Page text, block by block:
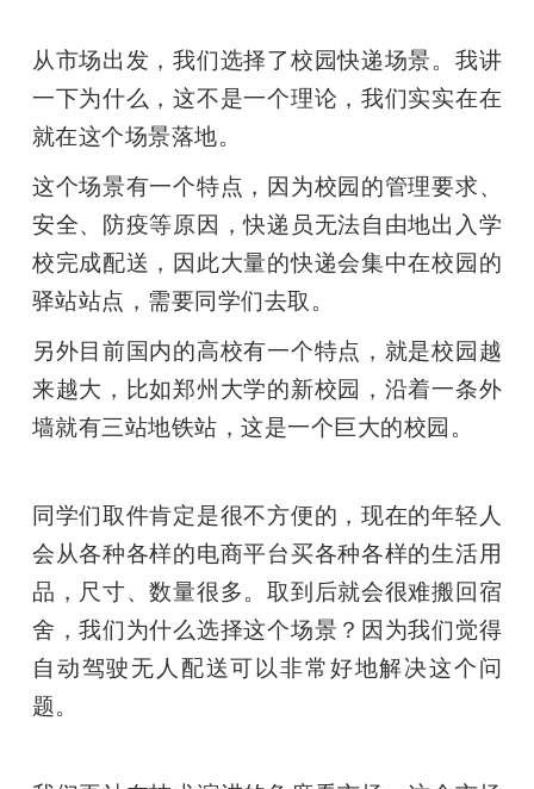
从市场出发，我们选择了校园快递场景。我讲
一下为什么，这不是一个理论，我们实实在在
就在这个场景落地。
这个场景有一个特点，因为校园的管理要求、
安全、防疫等原因，快递员无法自由地出入学
校完成配送，因此大量的快递会集中在校园的
驿站站点，需要同学们去取。
另外目前国内的高校有一个特点，就是校园越
来越大，比如郑州大学的新校园，沿着一条外
墙就有三站地铁站，这是一个巨大的校园。
同学们取件肯定是很不方便的，现在的年轻人
会从各种各样的电商平台买各种各样的生活用
品，尺寸、数量很多。取到后就会很难搬回宿
舍，我们为什么选择这个场景？因为我们觉得
自动驾驶无人配送可以非常好地解决这个问
题。